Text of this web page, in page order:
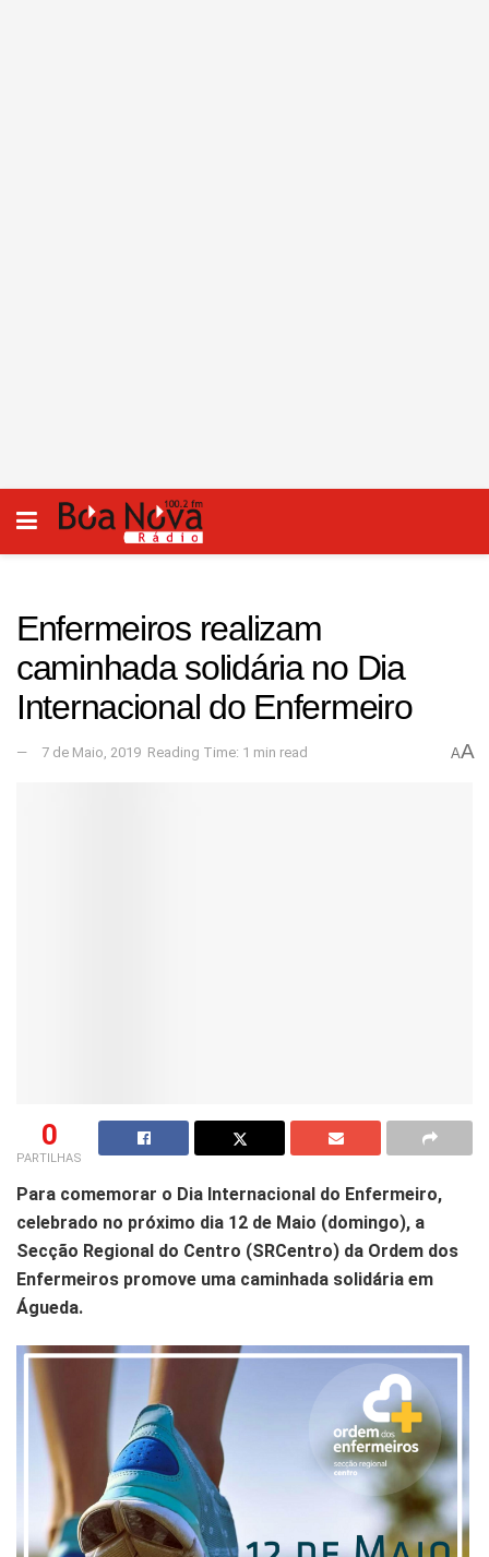
Enfermeiros realizam
caminhada solidária no Dia
Internacional do Enfermeiro
7 de Maio, 2019 Reading Time: 1 min read AA
0
PARTILHAS
Para comemorar o Dia Internacional do Enfermeiro,
celebrado no próximo dia 12 de Maio (domingo), a
Secção Regional do Centro (SRCentro) da Ordem dos
Enfermeiros promove uma caminhada solidária em
Águeda.